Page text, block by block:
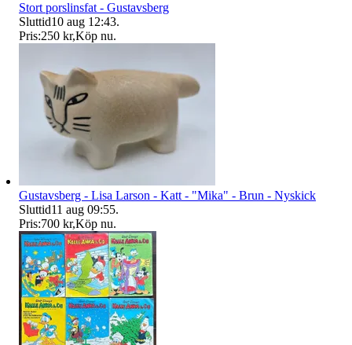
Stort porslinsfat - Gustavsberg
Sluttid10 aug 12:43.
Pris:250 kr,Köp nu.
Gustavsberg - Lisa Larson - Katt - "Mika" - Brun - Nyskick
Sluttid11 aug 09:55.
Pris:700 kr,Köp nu.